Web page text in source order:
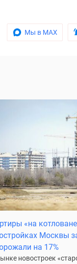
Мы в MAX
«на
Москвы
на 17%
новостроек